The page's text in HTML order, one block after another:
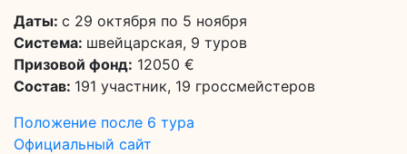
Даты: с 29 октября по 5 ноября
Система: швейцарская, 9 туров
Призовой фонд: 12050 €
Состав: 191 участник, 19 гроссмейстеров
Положение после 6 тура
Официальный сайт